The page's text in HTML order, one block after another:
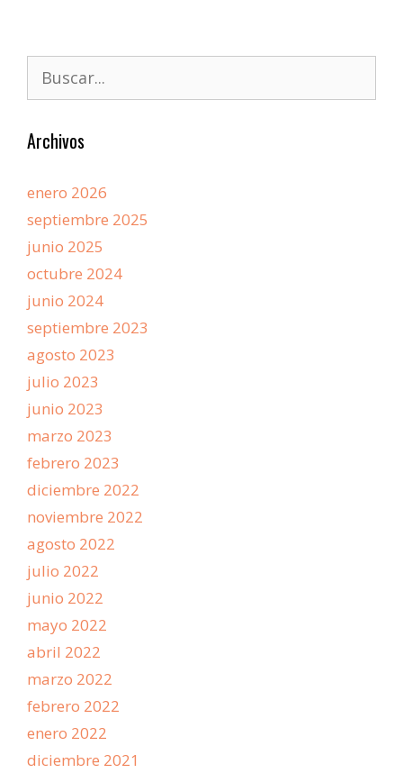
Archivos
enero 2026
septiembre 2025
junio 2025
octubre 2024
junio 2024
septiembre 2023
agosto 2023
julio 2023
junio 2023
marzo 2023
febrero 2023
diciembre 2022
noviembre 2022
agosto 2022
julio 2022
junio 2022
mayo 2022
abril 2022
marzo 2022
febrero 2022
enero 2022
diciembre 2021